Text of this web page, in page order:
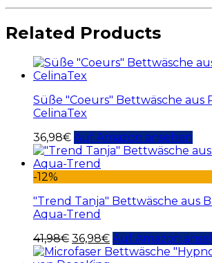
Related Products
Süße "Coeurs" Bettwäsche aus
CelinaTex
36,98€ Auf Amazon ansehen
-12%
"Trend Tanja" Bettwäsche aus
Aqua-Trend
41,98€ 36,98€ Auf Amazon